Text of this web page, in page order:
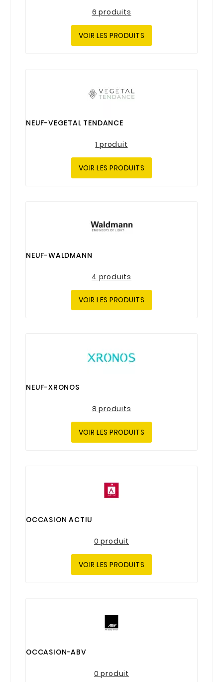
6 produits
VOIR LES PRODUITS
NEUF-VEGETAL TENDANCE
1 produit
VOIR LES PRODUITS
NEUF-WALDMANN
4 produits
VOIR LES PRODUITS
NEUF-XRONOS
8 produits
VOIR LES PRODUITS
OCCASION ACTIU
0 produit
VOIR LES PRODUITS
OCCASION-ABV
0 produit